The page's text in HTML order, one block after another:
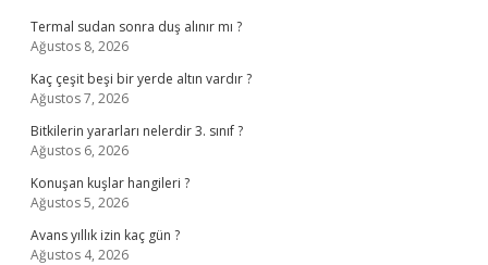
Termal sudan sonra duş alınır mı ?
Ağustos 8, 2026
Kaç çeşit beşi bir yerde altın vardır ?
Ağustos 7, 2026
Bitkilerin yararları nelerdir 3. sınıf ?
Ağustos 6, 2026
Konuşan kuşlar hangileri ?
Ağustos 5, 2026
Avans yıllık izin kaç gün ?
Ağustos 4, 2026